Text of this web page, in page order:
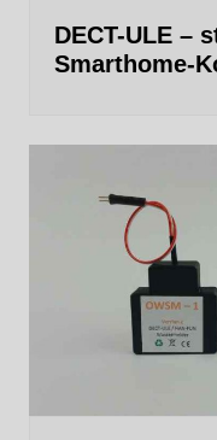
DECT-ULE –
Smarthome-